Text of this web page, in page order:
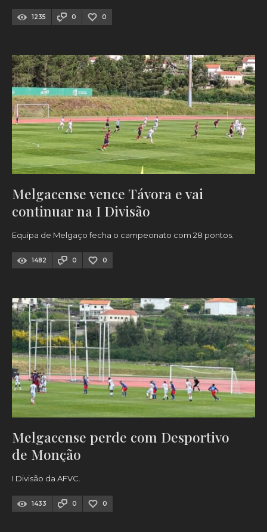
1235 0 0
Melgacense vence Távora e vai
continuar na I Divisão
Equipa de Melgaço fecha o campeonato com 28 pontos.
1482 0 0
Melgacense perde com Desportivo
de Monção
I Divisão da AFVC.
1433 0 0